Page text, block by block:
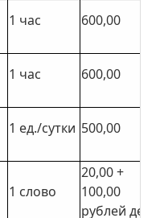
1 час 600,00
1 час 600,00
1 ед./сутки 500,00
1 слово
20,00 +
100,00
рублей день